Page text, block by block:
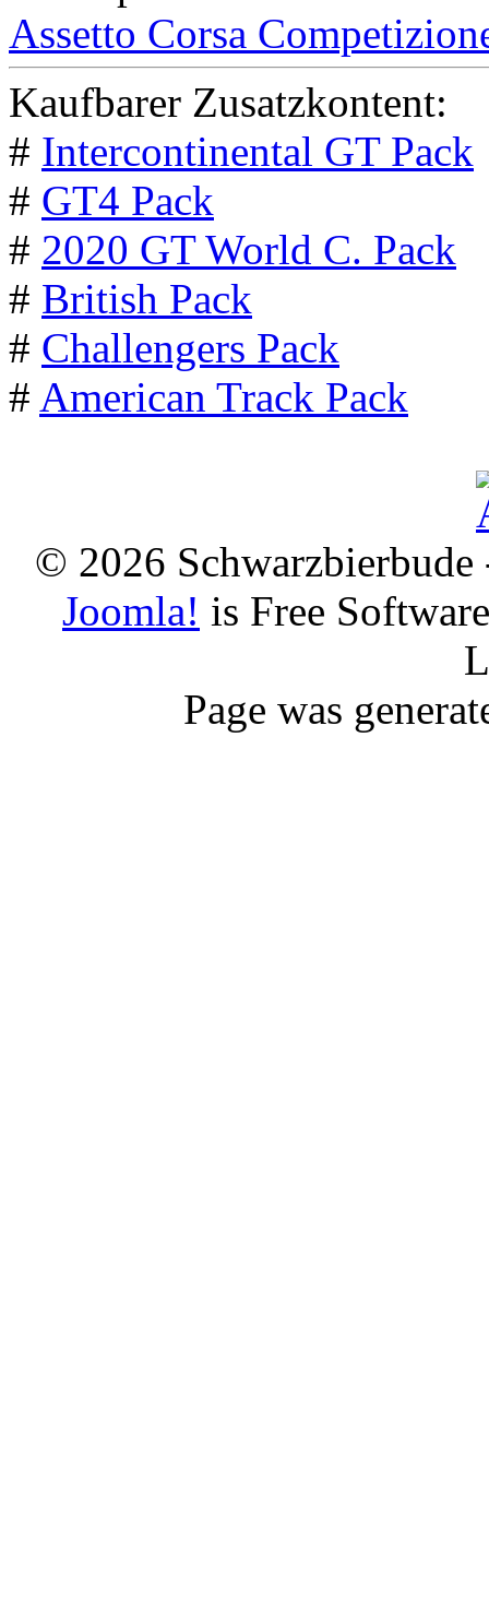
Assetto Corsa
Kaufbarer Zusatzkontent:
# Intercontinental GT Pack
# GT4 Pack
# 2020 GT World C. Pack
# British Pack
# Challengers Pack
# American Track Pack
© 2026
Joomla! is Free
Page was